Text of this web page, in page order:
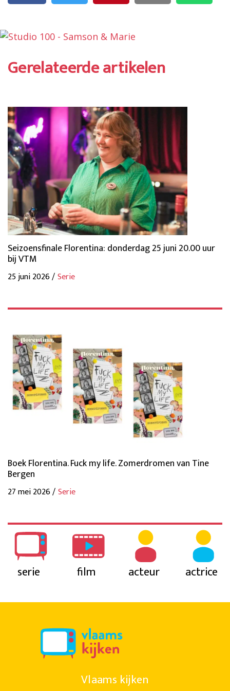
Gerelateerde artikelen
Seizoensfinale Florentina: donderdag 25 juni 20.00 uur
bij VTM
25 juni 2026 /Serie
Boek Florentina. Fuck my life. Zomerdromen van Tine
Bergen
27 mei 2026 /Serie
serie film acteur actrice
Vlaams kijken